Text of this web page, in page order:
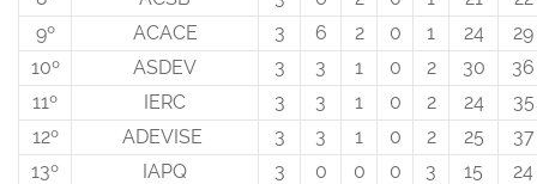
9º
ACACE 3 6 2 0 1 24
29
10º
ASDEV 3 3 1 0 2 30
36
11º
IERC 3 3 1 0 2 24
35
12º
ADEVISE 3 3 1 0 2 25
37
13º
IAPQ 3 0 0 0 3 15
24